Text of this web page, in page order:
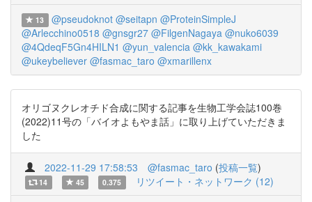
13 @pseudoknot @seitapn @ProteinSimpleJ
@Arlecchino0518 @gnsgr27 @FilgenNagaya @nuko6039
@4QdeqF5Gn4HILN1 @yun_valencia @kk_kawakami
@ukeybeliever @fasmac_taro @xmarillenx
オリゴヌクレオチド合成に関する記事を生物工学会誌100巻
(2022)11号の「バイオよもやま話」に取り上げていただきま
した
2022-11-29 17:58:53 @fasmac_taro (投稿一覧)
14 45 0.375 リツイート・ネットワーク (12)